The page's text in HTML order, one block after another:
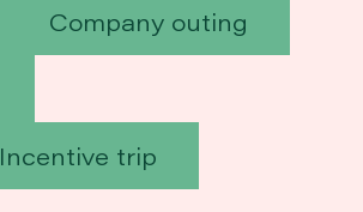
Company outing
Incentive trip